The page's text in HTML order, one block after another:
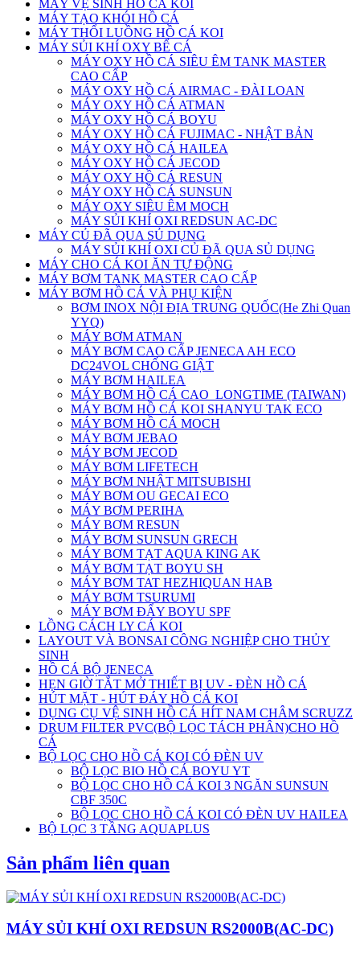
MÁY VỆ SINH HỒ CÁ KOI
MÁY TẠO KHÓI HỒ CÁ
MÁY THỔI LUỒNG HỒ CÁ KOI
MÁY SỦI KHÍ OXY BỂ CÁ
MÁY OXY HỒ CÁ SIÊU ÊM TANK MASTER
CAO CẤP
MÁY OXY HỒ CÁ AIRMAC - ĐÀI LOAN
MÁY OXY HỒ CÁ ATMAN
MÁY OXY HỒ CÁ BOYU
MÁY OXY HỒ CÁ FUJIMAC - NHẬT BẢN
MÁY OXY HỒ CÁ HAILEA
MÁY OXY HỒ CÁ JECOD
MÁY OXY HỒ CÁ RESUN
MÁY OXY HỒ CÁ SUNSUN
MÁY OXY SIÊU ÊM MOCH
MÁY SỦI KHÍ OXI REDSUN AC-DC
MÁY CỦ ĐÃ QUA SỦ DỤNG
MÁY SỦI KHÍ OXI CỦ ĐÃ QUA SỦ DỤNG
MÁY CHO CÁ KOI ĂN TỰ ĐỘNG
MÁY BƠM TANK MASTER CAO CẤP
MÁY BƠM HỒ CÁ VÀ PHỤ KIỆN
BƠM INOX NỘI ĐỊA TRUNG QUỐC(He Zhi Quan
YYQ)
MÁY BƠM ATMAN
MÁY BƠM CAO CẤP JENECA AH ECO
DC24VOL CHỐNG GIẬT
MÁY BƠM HAILEA
MÁY BƠM HỒ CÁ CAO_LONGTIME (TAIWAN)
MÁY BƠM HỒ CÁ KOI SHANYU TAK ECO
MÁY BƠM HỒ CÁ MOCH
MÁY BƠM JEBAO
MÁY BƠM JECOD
MÁY BƠM LIFETECH
MÁY BƠM NHẬT MITSUBISHI
MÁY BƠM OU GECAI ECO
MÁY BƠM PERIHA
MÁY BƠM RESUN
MÁY BƠM SUNSUN GRECH
MÁY BƠM TẠT AQUA KING AK
MÁY BƠM TẠT BOYU SH
MÁY BƠM TAT HEZHIQUAN HAB
MÁY BƠM TSURUMI
MÁY BƠM ĐẨY BOYU SPF
LỒNG CÁCH LY CÁ KOI
LAYOUT VÀ BONSAI CÔNG NGHIỆP CHO THỦY
SINH
HỒ CÁ BỘ JENECA
HẸN GIỜ TẮT MỞ THIẾT BỊ UV - ĐÈN HỒ CÁ
HÚT MẶT - HÚT ĐÁY HỒ CÁ KOI
DỤNG CỤ VỆ SINH HỒ CÁ HÍT NAM CHÂM SCRUZZ
DRUM FILTER PVC(BỘ LỌC TÁCH PHÂN)CHO HỒ
CÁ
BỘ LỌC CHO HỒ CÁ KOI CÓ ĐÈN UV
BỘ LỌC BIO HỒ CÁ BOYU YT
BỘ LỌC CHO HỒ CÁ KOI 3 NGĂN SUNSUN
CBF 350C
BỘ LỌC CHO HỒ CÁ KOI CÓ ĐÈN UV HAILEA
BỘ LỌC 3 TẦNG AQUAPLUS
Sản phẩm liên quan
MÁY SỦI KHÍ OXI REDSUN RS2000B(AC-DC)